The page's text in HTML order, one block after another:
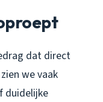
dat direct
we vaak
duidelijke